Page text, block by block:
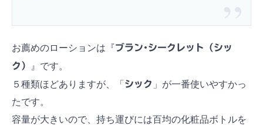
お薦めのローションは『ブラン･シークレット（シッ
ク）
』です。
５種類ほどありますが、「 シック 」が一番使いやすかっ
たです。
容量が大きいので、持ち運びには百均の化粧品ボトルを